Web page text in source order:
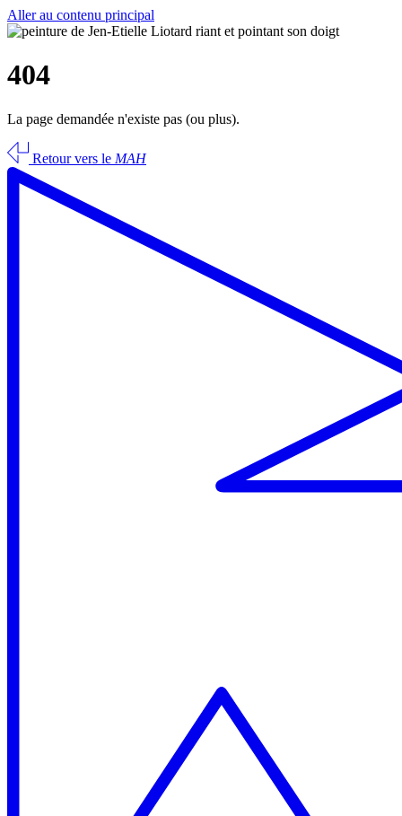
Aller au contenu principal
404
La page demandée n'existe pas (ou plus).
Retour vers le MAH